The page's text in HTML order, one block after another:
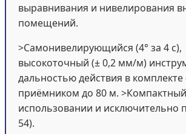
выравнивания и нивелирования
помещений.
>Самонивелирующийся (4° за 4 с),
высокоточный (± 0,2 мм/м)
дальностью действия в комплекте
приёмником до 80 м.
использовании и исключительно
54).